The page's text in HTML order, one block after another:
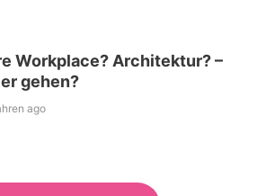
Workplace? Architektur? –
gehen?
ago